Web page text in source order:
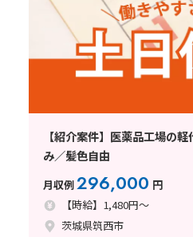
【紹介案件】医薬品工場の
み／髪色自由
月収例296,000 円
【時給】1,480円～
茨城県筑西市